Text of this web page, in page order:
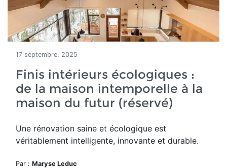
17 septembre, 2025
Finis intérieurs écologiques :
de la maison intemporelle à la
maison du futur (réservé)
Une rénovation saine et écologique est
véritablement intelligente, innovante et durable.
Par : Maryse Leduc